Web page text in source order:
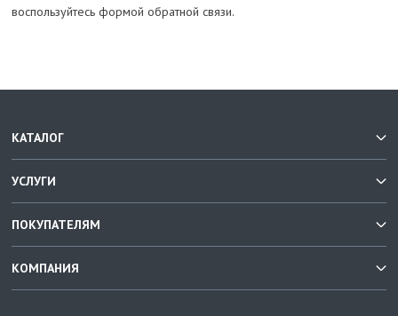
воспользуйтесь формой обратной связи.
КАТАЛОГ
УСЛУГИ
ПОКУПАТЕЛЯМ
КОМПАНИЯ